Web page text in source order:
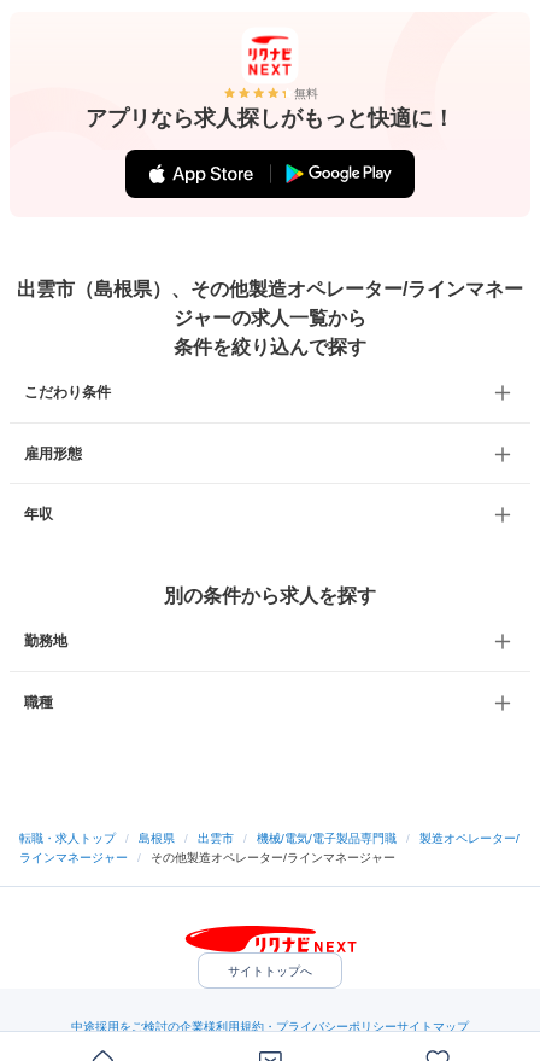
無料
アプリなら求人探しがもっと快適に！
出雲市（島根県）、その他製造オペレーター/ラインマネー
ジャーの求人一覧から
条件を絞り込んで探す
こだわり条件
雇用形態
年収
別の条件から求人を探す
勤務地
職種
転職・求人トップ / 島根県 / 出雲市 / 機械/電気/電子製品専門職 /
製造オペレーター/
ラインマネージャー
/ その他製造オペレーター/ラインマネージャー
サイトトップへ
中途採用をご検討の企業様利用規約・プライバシーポリシーサイトマップ